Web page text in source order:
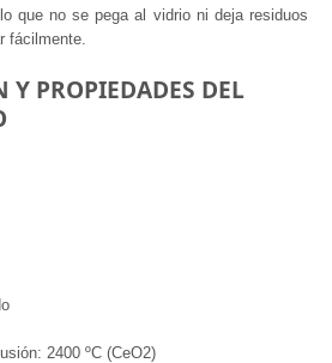
que no se pega al vidrio ni deja residuos
fácilmente.
PROPIEDADES DEL
2400 ºC (CeO2)